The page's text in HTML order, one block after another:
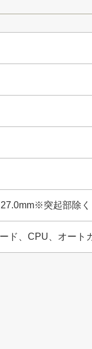
突起部除く
ド、CPU、オート